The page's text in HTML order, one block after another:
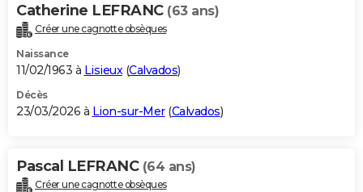
Catherine LEFRANC (63 ans)
Créer une cagnotte obsèques
Naissance
11/02/1963 à Lisieux(Calvados)
Décès
23/03/2026 à Lion-sur-Mer(Calvados)
Pascal LEFRANC (64 ans)
Créer une cagnotte obsèques